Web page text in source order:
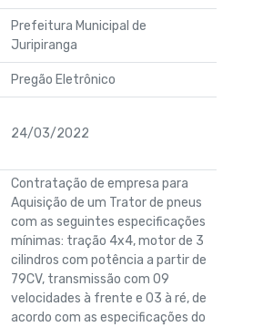
Prefeitura Municipal de
Juripiranga
Pregão Eletrônico
24/03/2022
Contratação de empresa para
Aquisição de um Trator de pneus
com as seguintes especificações
mínimas: tração 4x4, motor de 3
cilindros com potência a partir de
79CV, transmissão com 09
velocidades à frente e 03 à ré, de
acordo com as especificações do